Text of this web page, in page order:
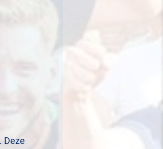
Deze